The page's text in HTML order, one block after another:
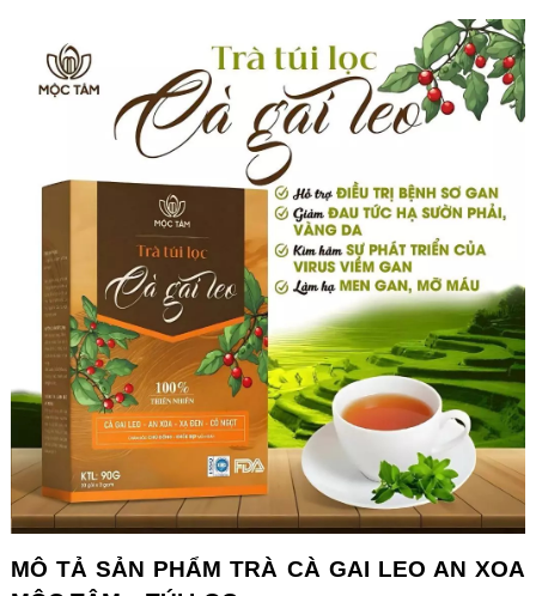
MÔ TẢ SẢN PHẨM TRÀ CÀ GAI LEO AN XOA